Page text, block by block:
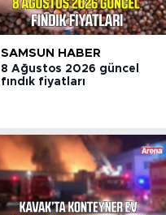
SAMSUN HABER
8 Ağustos 2026 güncel
fındık fiyatları